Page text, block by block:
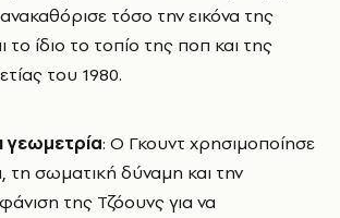
τόσο την εικόνα της
το ίδιο το τοπίο της ποπ και της
του 1980.
γεωμετρία: Ο Γκουντ χρησιμοποίησε
τη σωματική δύναμη και την
της Τζόουνς για να